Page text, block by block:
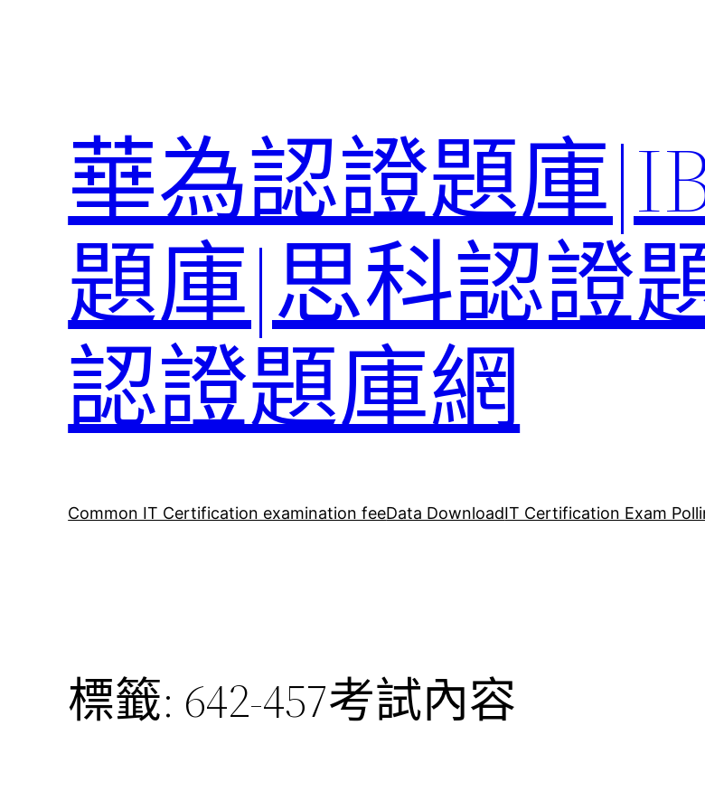
華為認證題庫
題庫|思科認證
認證題庫網
Common IT Certification examination feeData DownloadIT Certification Exam
標籤: 642-457考試內容